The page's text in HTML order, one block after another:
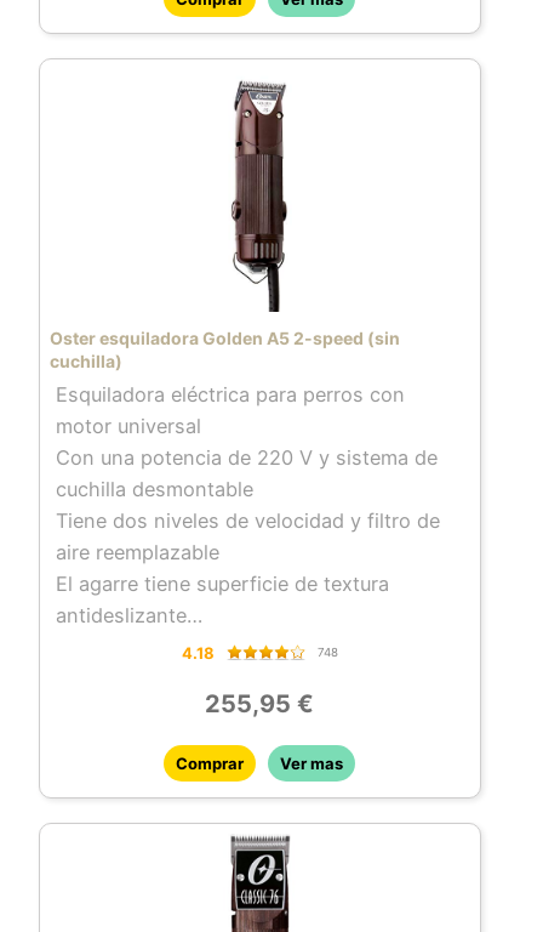
Oster esquiladora Golden A5 2-speed (sin
cuchilla)
Esquiladora eléctrica para perros con
motor universal
Con una potencia de 220 V y sistema de
cuchilla desmontable
Tiene dos niveles de velocidad y filtro de
aire reemplazable
El agarre tiene superficie de textura
antideslizante
Las cuchillas de recorte no están incluidas
4.18 748
255,95 €
Comprar Ver mas